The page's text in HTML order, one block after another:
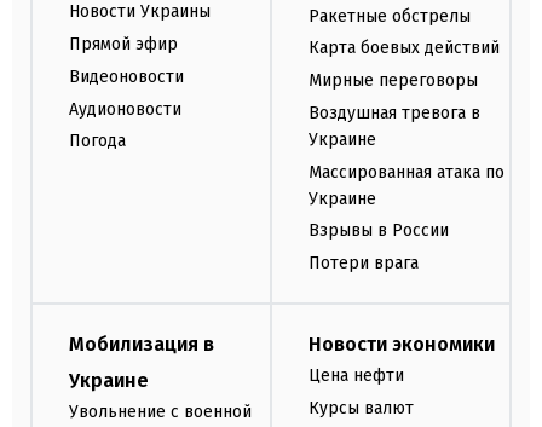
Новости Украины
Прямой эфир
Видеоновости
Аудионовости
Погода
Ракетные обстрелы
Карта боевых действий
Мирные переговоры
Воздушная тревога в
Украине
Массированная атака по
Украине
Взрывы в России
Потери врага
Мобилизация в
Украине
Увольнение с военной
Новости экономики
Цена нефти
Курсы валют